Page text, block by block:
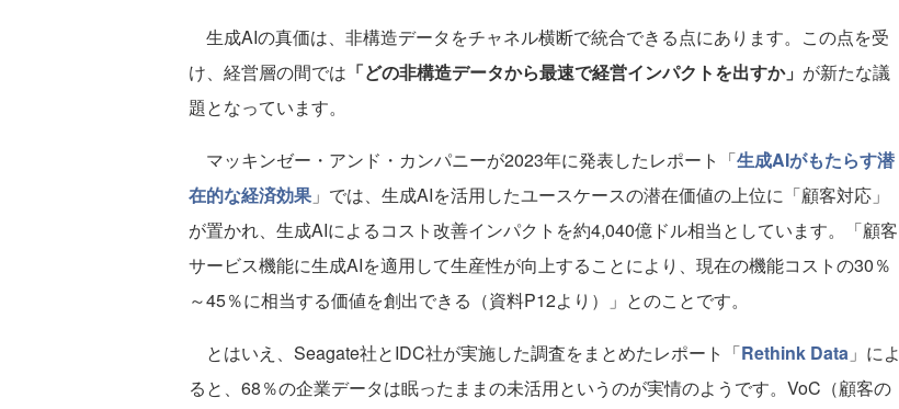
生成AIの真価は、非構造データをチャネル横断で統合できる点にあります。この点を受
け、経営層の間では 「どの非構造データから最速で経営インパクトを出すか」 が新たな議
題となっています。
マッキンゼー・アンド・カンパニーが2023年に発表したレポート「生成AIがもたらす潜
在的な経済効果 」では、生成AIを活用したユースケースの潜在価値の上位に「顧客対応」
が置かれ、生成AIによるコスト改善インパクトを約4,040億ドル相当としています。「顧客
サービス機能に生成AIを適用して生産性が向上することにより、現在の機能コストの30％
～45％に相当する価値を創出できる（資料P12より）」とのことです。
とはいえ、Seagate社とIDC社が実施した調査をまとめたレポート「Rethink Data 」によ
ると、68％の企業データは眠ったままの未活用というのが実情のようです。VoC（顧客の